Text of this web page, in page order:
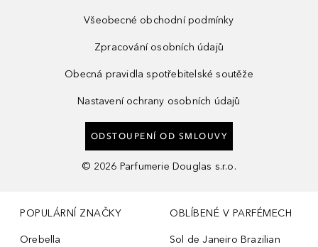
Všeobecné obchodní podmínky
Zpracování osobních údajů
Obecná pravidla spotřebitelské soutěže
Nastavení ochrany osobních údajů
ODSTOUPENÍ OD SMLOUVY
© 2026 Parfumerie Douglas s.r.o.
POPULÁRNÍ ZNAČKY
Orebella
OBLÍBENÉ V PARFÉMECH
Sol de Janeiro Brazilian